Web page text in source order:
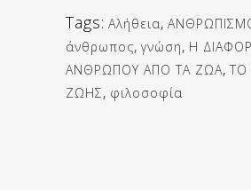
Tags: Αλήθεια,
άνθρωπος, γνώση, Η
ΑΝΘΡΩΠΟΥ ΑΠΟ ΤΑ ΖΩΑ, ΤΟ
ΖΩΗΣ, φιλοσοφία